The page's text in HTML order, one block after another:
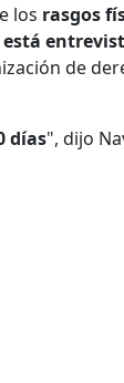
los rasgos
de
días", dijo